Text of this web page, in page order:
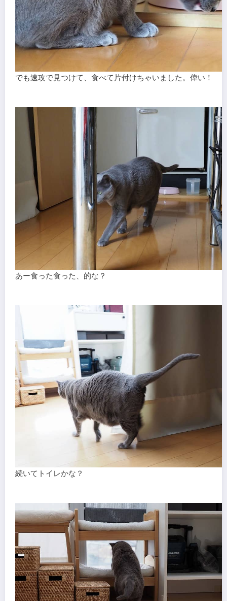
でも速攻で見つけて、食べて片付けちゃいました。偉い！
あー食った食った、的な？
続いてトイレかな？